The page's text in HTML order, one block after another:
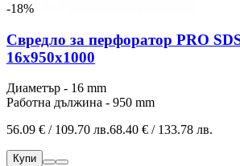
-18%
Свредло за перфоратор PRO
16x950x1000
Диаметър - 16 mm
Работна дължина - 950 mm
56.09 € / 109.70 лв.68.40 € / 133.78 лв.
Купи